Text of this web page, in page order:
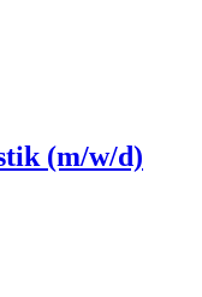
(m/w/d)